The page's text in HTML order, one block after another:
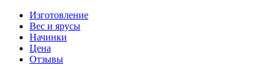
Изготовление
Вес и ярусы
Начинки
Цена
Отзывы